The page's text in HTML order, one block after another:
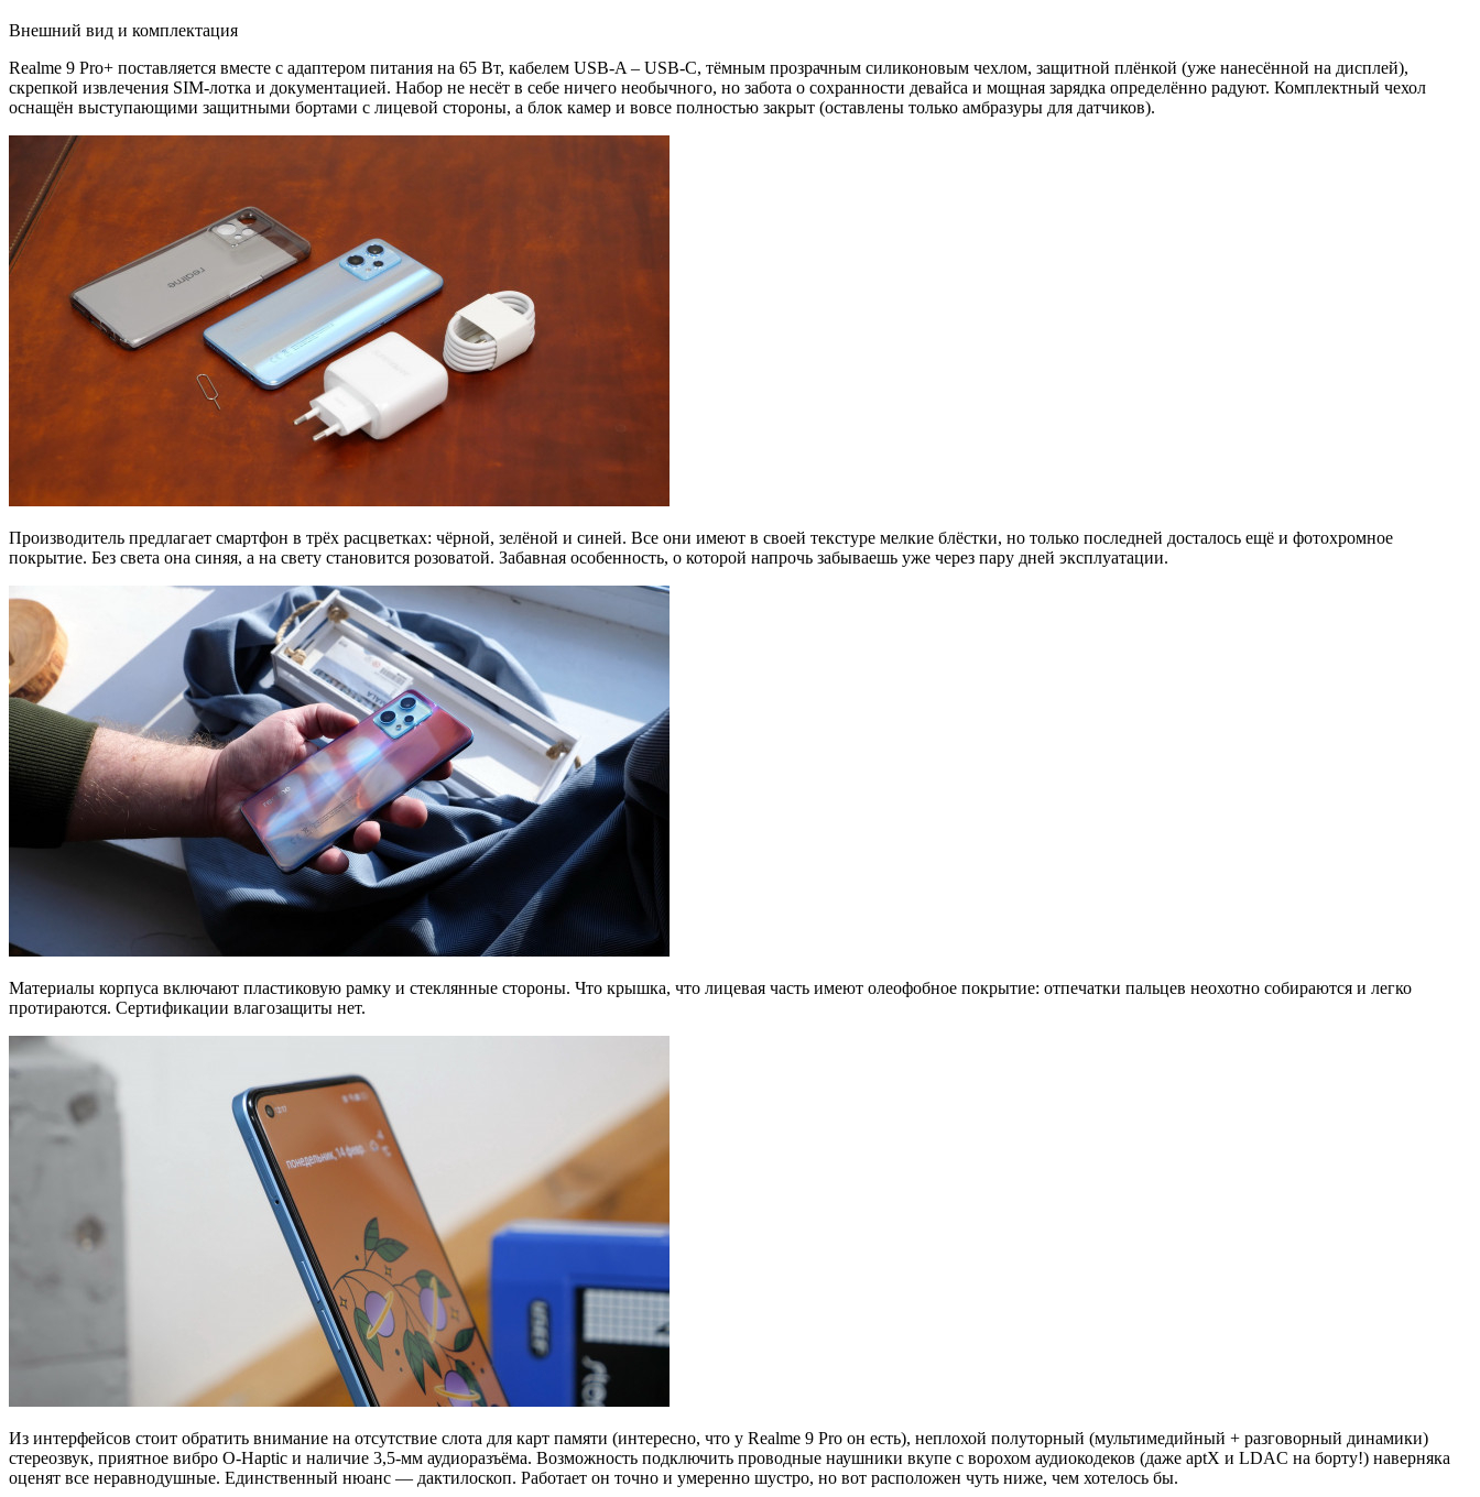
Внешний вид и комплектация
Realme 9 Pro+ поставляется вместе с адаптером питания на 65 Вт, кабелем USB-A – USB-C, тёмным прозрачным силиконовым чехлом, защитной плёнкой (уже нанесённой на дисплей),
скрепкой извлечения SIM-лотка и документацией. Набор не несёт в себе ничего необычного, но забота о сохранности девайса и мощная зарядка определённо радуют. Комплектный чехол
оснащён выступающими защитными бортами с лицевой стороны, а блок камер и вовсе полностью закрыт (оставлены только амбразуры для датчиков).
Производитель предлагает смартфон в трёх расцветках: чёрной, зелёной и синей. Все они имеют в своей текстуре мелкие блёстки, но только последней досталось ещё и фотохромное
покрытие. Без света она синяя, а на свету становится розоватой. Забавная особенность, о которой напрочь забываешь уже через пару дней эксплуатации.
Материалы корпуса включают пластиковую рамку и стеклянные стороны. Что крышка, что лицевая часть имеют олеофобное покрытие: отпечатки пальцев неохотно собираются и легко
протираются. Сертификации влагозащиты нет.
Из интерфейсов стоит обратить внимание на отсутствие слота для карт памяти (интересно, что у Realme 9 Pro он есть), неплохой полуторный (мультимедийный + разговорный динамики)
стереозвук, приятное вибро O-Haptic и наличие 3,5-мм аудиоразъёма. Возможность подключить проводные наушники вкупе с ворохом аудиокодеков (даже aptX и LDAC на борту!) наверняка
оценят все неравнодушные. Единственный нюанс — дактилоскоп. Работает он точно и умеренно шустро, но вот расположен чуть ниже, чем хотелось бы.